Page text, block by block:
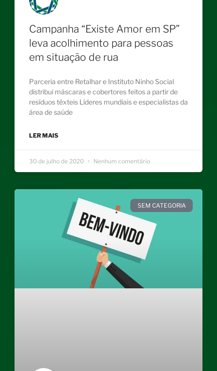
Campanha “Existe Amor em SP”
leva acolhimento para pessoas
em situação de rua
Parceria entre Retalhar e Instituto Ninho Social
distribui máscaras e cobertores feitos a partir de
resíduos têxteis Líderes mundiais e especialistas da
área de saúde
LER MAIS
30 de julho de 2020 Nenhum comentário
SEM CATEGORIA